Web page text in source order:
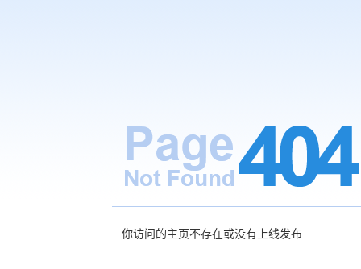
你访问的主页不存在或没有上线发布